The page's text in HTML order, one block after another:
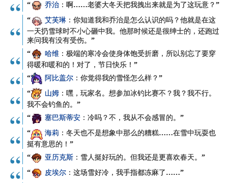
“
乔治 ：啊……老婆大冬天把我拽出来就是为了这玩意？”
“
艾芙琳 ：你知道我和乔治是怎么认识的吗？他就是在这
一天扔雪球时不小心砸中我。他那时候还是很绅士的，还跑过
来问我有没有受伤。”
“
哈维 ：极端的寒冷会使身体饱受折磨，所以别忘了要穿
得暖和暖和的！对了，节日快乐！”
“
阿比盖尔 ：你觉得我的雪怪怎么样？”
“
山姆 ：嘿， 玩家名 。想参加冰钓比赛不？我？我不行。
我不会钓鱼的。”
“
塞巴斯蒂安 ：冷吗？不，我从不会感冒的。”
“
海莉 ：冬天也不是想象中那么的糟糕……在雪中玩耍也
挺有意思的！”
“
亚历克斯 ：雪人挺好玩的。但我还是更喜欢春天。”
“
皮埃尔 ：这场雪好冷，我手指都冻麻了……”